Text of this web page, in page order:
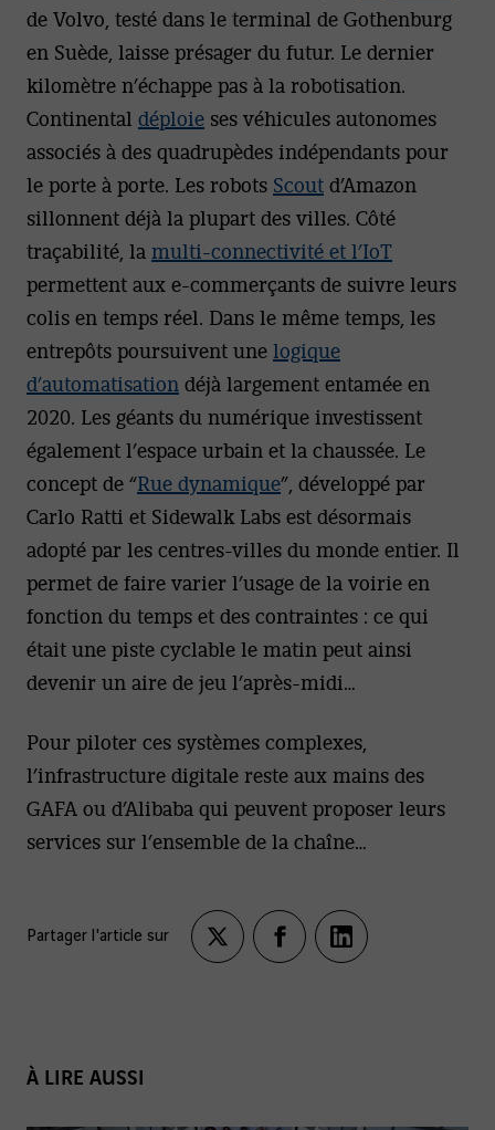
de Volvo, testé dans le terminal de Gothenburg
en Suède, laisse présager du futur. Le dernier
kilomètre n’échappe pas à la robotisation.
Continental déploie ses véhicules autonomes
associés à des quadrupèdes indépendants pour
le porte à porte. Les robots Scoutd’Amazon
sillonnent déjà la plupart des villes. Côté
traçabilité, la multi-connectivité et l’IoT
permettent aux e-commerçants de suivre leurs
colis en temps réel. Dans le même temps, les
entrepôts poursuivent unelogique
d’automatisation déjà largement entamée en
2020. Les géants du numérique investissent
également l’espace urbain et la chaussée. Le
concept de “Rue dynamique”, développé par
Carlo Ratti et Sidewalk Labs est désormais
adopté par les centres-villes du monde entier. Il
permet de faire varier l’usage de la voirie en
fonction du temps et des contraintes : ce qui
était une piste cyclable le matin peut ainsi
devenir un aire de jeu l’après-midi…
Pour piloter ces systèmes complexes,
l’infrastructure digitale reste aux mains des
GAFA ou d’Alibaba qui peuvent proposer leurs
services sur l’ensemble de la chaîne…
Partager l'article sur
Partagez
sur
Partagez
sur
Partagez
sur
À LIRE AUSSI